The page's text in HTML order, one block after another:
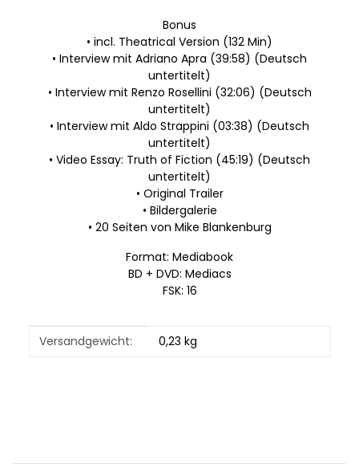
Bonus
• incl. Theatrical Version (132 Min)
• Interview mit Adriano Apra (39:58) (Deutsch
untertitelt)
• Interview mit Renzo Rosellini (32:06) (Deutsch
untertitelt)
• Interview mit Aldo Strappini (03:38) (Deutsch
untertitelt)
• Video Essay: Truth of Fiction (45:19) (Deutsch
untertitelt)
• Original Trailer
• Bildergalerie
• 20 Seiten von Mike Blankenburg
Format: Mediabook
BD + DVD: Mediacs
FSK: 16
Produkteigenschaft
Wert
Versandgewicht: 0,23 kg